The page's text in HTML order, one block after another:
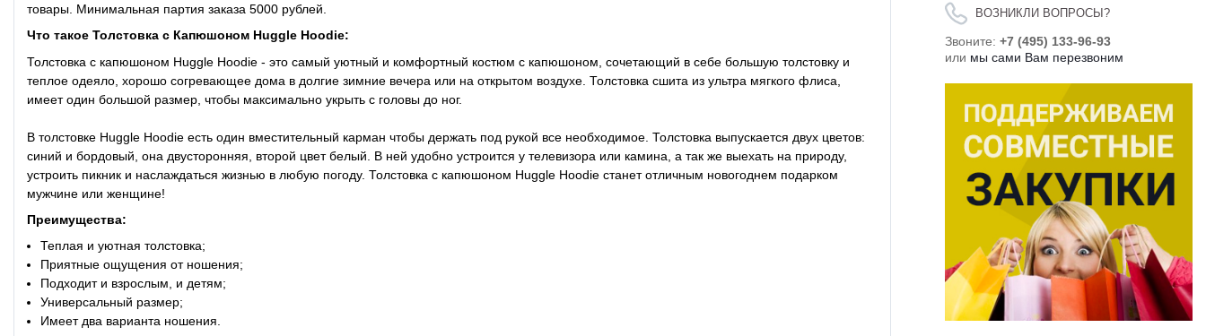
товары. Минимальная партия заказа 5000 рублей.
Что такое Толстовка с Капюшоном Huggle Hoodie:
Толстовка с капюшоном Huggle Hoodie - это самый уютный и комфортный костюм с капюшоном, сочетающий в себе большую толстовку и
теплое одеяло, хорошо согревающее дома в долгие зимние вечера или на открытом воздухе. Толстовка сшита из ультра мягкого флиса,
имеет один большой размер, чтобы максимально укрыть с головы до ног.
В толстовке Huggle Hoodie есть один вместительный карман чтобы держать под рукой все необходимое. Толстовка выпускается двух цветов:
синий и бордовый, она двусторонняя, второй цвет белый. В ней удобно устроится у телевизора или камина, а так же выехать на природу,
устроить пикник и наслаждаться жизнью в любую погоду. Толстовка с капюшоном Huggle Hoodie станет отличным новогоднем подарком
мужчине или женщине!
Преимущества:
Теплая и уютная толстовка;
Приятные ощущения от ношения;
Подходит и взрослым, и детям;
Универсальный размер;
Имеет два варианта ношения.
ВОЗНИКЛИ ВОПРОСЫ?
Звоните: +7 (495) 133-96-93
или мы сами Вам перезвоним